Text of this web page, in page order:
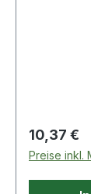
Regulärer
10,37 €
Preise inkl.